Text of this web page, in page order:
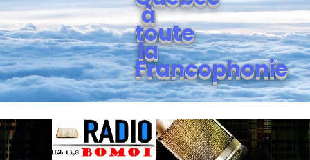
à
toute
la
Francophonie